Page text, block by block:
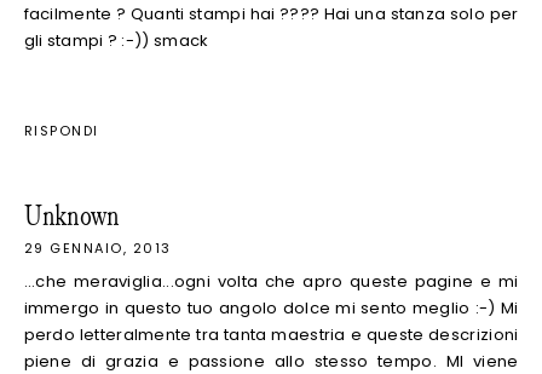
facilmente ? Quanti stampi hai ???? Hai una stanza solo per
gli stampi ? :-)) smack
RISPONDI
Unknown
29 GENNAIO, 2013
...che meraviglia...ogni volta che apro queste pagine e mi
immergo in questo tuo angolo dolce mi sento meglio :-) Mi
perdo letteralmente tra tanta maestria e queste descrizioni
piene di grazia e passione allo stesso tempo. MI viene